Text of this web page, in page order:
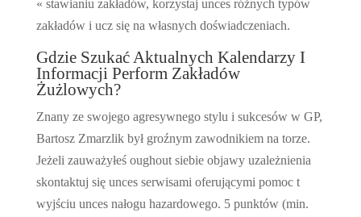
« stawianiu zakładów, korzystaj unces różnych typów
zakładów i ucz się na własnych doświadczeniach.
Gdzie Szukać Aktualnych Kalendarzy I
Informacji Perform Zakładów
Żużlowych?
Znany ze swojego agresywnego stylu i sukcesów w GP,
Bartosz Zmarzlik był groźnym zawodnikiem na torze.
Jeżeli zauważyłeś oughout siebie objawy uzależnienia
skontaktuj się unces serwisami oferującymi pomoc t
wyjściu unces nałogu hazardowego. 5 punktów (min.